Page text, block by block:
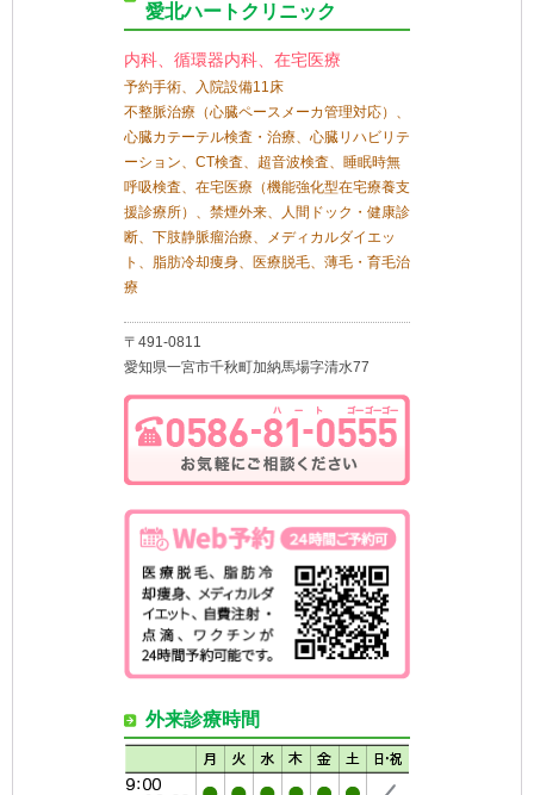
愛北ハートクリニック
内科、循環器内科、在宅医療
予約手術、入院設備11床
不整脈治療（心臓ペースメーカ管理対応）、
心臓カテーテル検査・治療、心臓リハビリテ
ーション、CT検査、超音波検査、睡眠時無
呼吸検査、在宅医療（機能強化型在宅療養支
援診療所）、禁煙外来、人間ドック・健康診
断、下肢静脈瘤治療、メディカルダイエッ
ト、脂肪冷却痩身、医療脱毛、薄毛・育毛治
療
〒491-0811
愛知県一宮市千秋町加納馬場字清水77
外来診療時間